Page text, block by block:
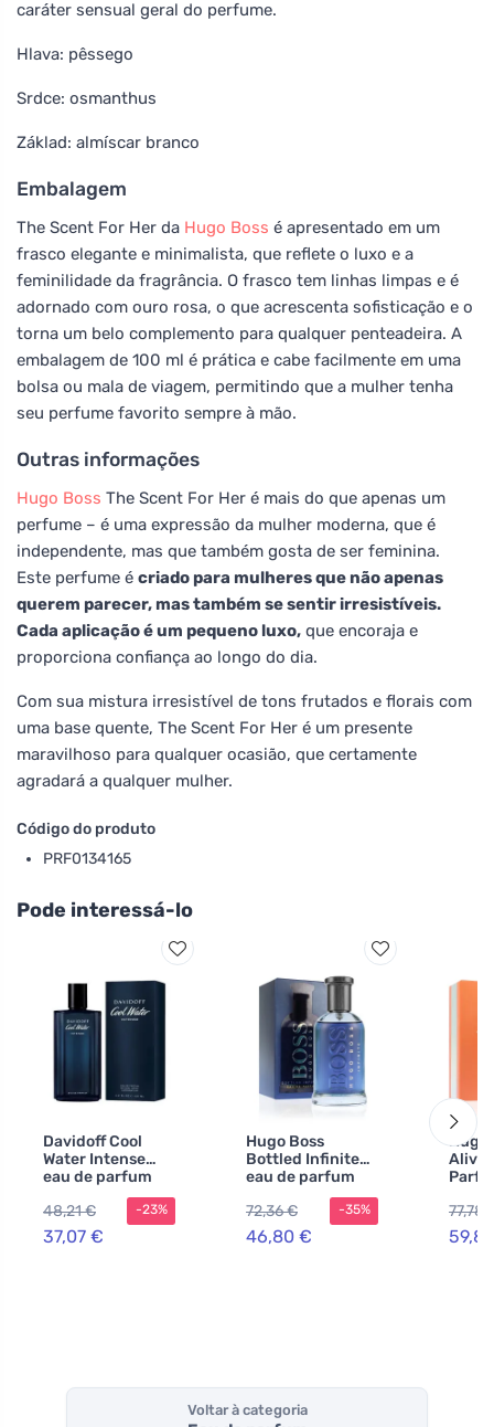
caráter sensual geral do perfume.
Hlava: pêssego
Srdce: osmanthus
Základ: almíscar branco
Embalagem
The Scent For Her da Hugo Boss é apresentado em um
frasco elegante e minimalista, que reflete o luxo e a
feminilidade da fragrância. O frasco tem linhas limpas e é
adornado com ouro rosa, o que acrescenta sofisticação e o
torna um belo complemento para qualquer penteadeira. A
embalagem de 100 ml é prática e cabe facilmente em uma
bolsa ou mala de viagem, permitindo que a mulher tenha
seu perfume favorito sempre à mão.
Outras informações
Hugo Boss The Scent For Her é mais do que apenas um
perfume – é uma expressão da mulher moderna, que é
independente, mas que também gosta de ser feminina.
Este perfume é criado para mulheres que não apenas
querem parecer, mas também se sentir irresistíveis.
Cada aplicação é um pequeno luxo, que encoraja e
proporciona confiança ao longo do dia.
Com sua mistura irresistível de tons frutados e florais com
uma base quente, The Scent For Her é um presente
maravilhoso para qualquer ocasião, que certamente
agradará a qualquer mulher.
Código do produto
PRF0134165
Pode interessá-lo
Davidoff Cool
Water Intense
eau de parfum
para homens 125
ml
48,21 €
37,07 €
-23%
Hugo Boss
Bottled Infinite
eau de parfum
para homens 100
ml
72,36 €
46,80 €
-35%
Hugo
Alive
77,78
Voltar à categoria